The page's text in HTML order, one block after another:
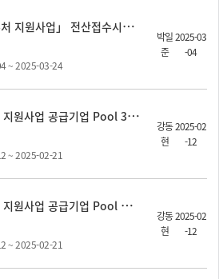
「
2025년 AI바우처 지원사업」 전산접수시스템 안내
~ 2025-03-24
박일
준
2025-03
-04
2
025년 AI바우처 지원사업 공급기업 Pool 3차[최종] 변경등록 신청 공고
~ 2025-02-21
강동
현
2025-02
-12
2
025년 AI바우처 지원사업 공급기업 Pool 신규 2차(최종) 등록신청 공고
~ 2025-02-21
강동
현
2025-02
-12